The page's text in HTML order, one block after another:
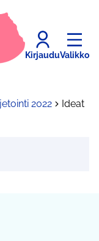
KirjauduValikko
2022 Ideat